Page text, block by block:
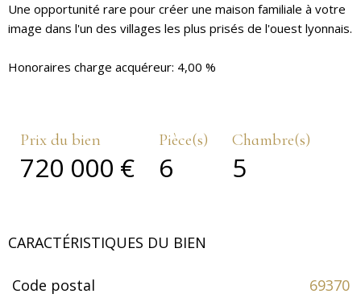
Une opportunité rare pour créer une maison familiale à votre
image dans l'un des villages les plus prisés de l'ouest lyonnais.
Honoraires charge acquéreur: 4,00 %
Prix du bien
720 000 €
Pièce(s)
6
Chambre(s)
5
CARACTÉRISTIQUES DU BIEN
Caractéristiques
Code postal 69370